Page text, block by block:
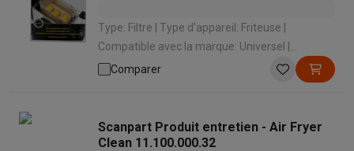
Type: Filtre | Type d'appareil: Friteuse |
Compatible avec la marque: Universel |
Compatible lave-vaisselle: Oui
Comparer
Scanpart Produit entretien - Air Fryer
Clean 11.100.000.32